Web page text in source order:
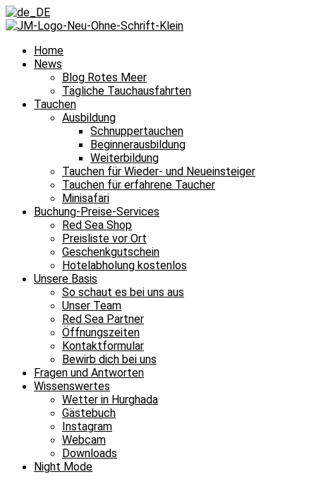
Home
News
Blog Rotes Meer
Tägliche Tauchausfahrten
Tauchen
Ausbildung
Schnuppertauchen
Beginnerausbildung
Weiterbildung
Tauchen für Wieder- und Neueinsteiger
Tauchen für erfahrene Taucher
Minisafari
Buchung-Preise-Services
Red Sea Shop
Preisliste vor Ort
Geschenkgutschein
Hotelabholung kostenlos
Unsere Basis
So schaut es bei uns aus
Unser Team
Red Sea Partner
Öffnungszeiten
Kontaktformular
Bewirb dich bei uns
Fragen und Antworten
Wissenswertes
Wetter in Hurghada
Gästebuch
Instagram
Webcam
Downloads
Night Mode